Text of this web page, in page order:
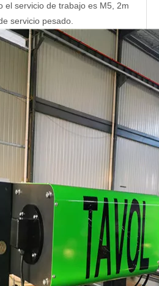
el servicio de trabajo es M5, 2m
servicio pesado.